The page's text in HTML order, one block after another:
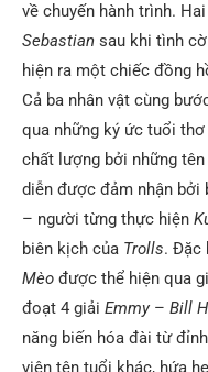
về chuyến hành trình.
Sebastian sau khi tình
hiện ra một chiếc đồng
Cả ba nhân vật cùng
qua những ký ức tuổi
chất lượng bởi những
diễn được đảm nhận
– người từng thực hiện
biên kịch của Trolls. Đặc
Mèo được thể hiện qua
đoạt 4 giải Emmy– Bill
năng biến hóa đài từ